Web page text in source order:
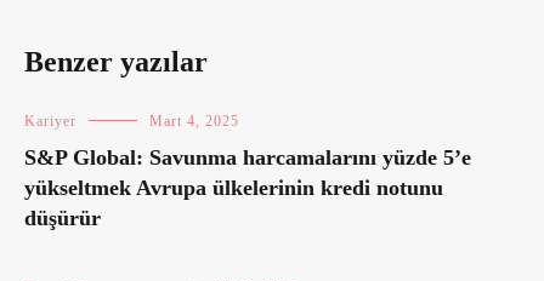
Benzer yazılar
Kariyer Mart 4, 2025
S&P Global: Savunma harcamalarını yüzde 5’e
yükseltmek Avrupa ülkelerinin kredi notunu
düşürür